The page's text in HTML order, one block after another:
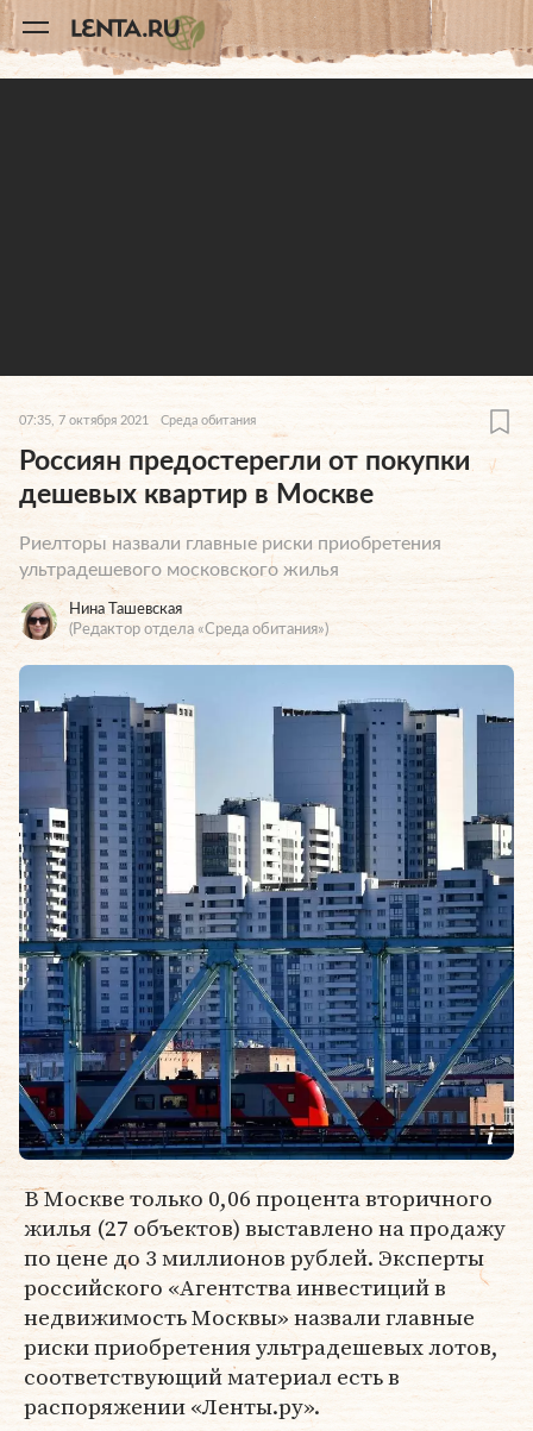
A
11
07:35, 7 октября 2021 Среда обитания
Россиян предостерегли от покупки
дешевых квартир в Москве
Риелторы назвали главные риски приобретения
ультрадешевого московского жилья
Нина Ташевская
(Редактор отдела «Среда обитания»)
В Москве только 0,06 процента вторичного
жилья (27 объектов) выставлено на продажу
по цене до 3 миллионов рублей. Эксперты
российского «Агентства инвестиций в
недвижимость Москвы» назвали главные
риски приобретения ультрадешевых лотов,
соответствующий материал есть в
распоряжении «Ленты.ру».